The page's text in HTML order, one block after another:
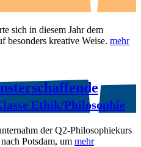
sich in diesem Jahr dem
besonders kreative Weise. mehr
Ethik/Philosophie
der Q2-Philosophiekurs
Potsdam, um mehr